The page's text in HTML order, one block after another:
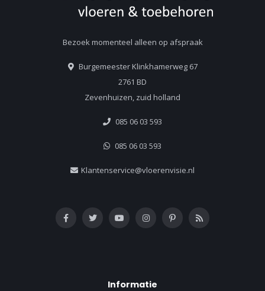
Bezoek momenteel alleen op afspraak
Burgemeester Klinkhamerweg 67
2761 BD
Zevenhuizen, zuid holland
085 06 03 593
085 06 03 593
Klantenservice@vloerenvisie.nl
Informatie